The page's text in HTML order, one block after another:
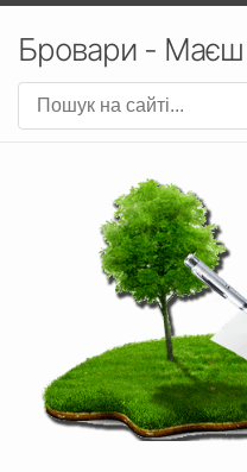
Бровари - Маєш